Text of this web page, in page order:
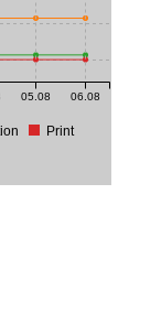
05.08 06.08
Print